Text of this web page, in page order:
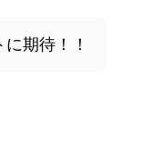
期待！！